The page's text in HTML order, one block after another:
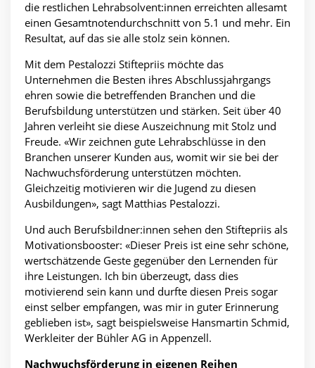
die restlichen Lehrabsolvent:innen erreichten allesamt
einen Gesamtnotendurchschnitt von 5.1 und mehr. Ein
Resultat, auf das sie alle stolz sein können.
Mit dem Pestalozzi Stiftepriis möchte das
Unternehmen die Besten ihres Abschlussjahrgangs
ehren sowie die betreffenden Branchen und die
Berufsbildung unterstützen und stärken. Seit über 40
Jahren verleiht sie diese Auszeichnung mit Stolz und
Freude. «Wir zeichnen gute Lehrabschlüsse in den
Branchen unserer Kunden aus, womit wir sie bei der
Nachwuchsförderung unterstützen möchten.
Gleichzeitig motivieren wir die Jugend zu diesen
Ausbildungen», sagt Matthias Pestalozzi.
Und auch Berufsbildner:innen sehen den Stiftepriis als
Motivationsbooster: «Dieser Preis ist eine sehr schöne,
wertschätzende Geste gegenüber den Lernenden für
ihre Leistungen. Ich bin überzeugt, dass dies
motivierend sein kann und durfte diesen Preis sogar
einst selber empfangen, was mir in guter Erinnerung
geblieben ist», sagt beispielsweise Hansmartin Schmid,
Werkleiter der Bühler AG in Appenzell.
Nachwuchsförderung in eigenen Reihen